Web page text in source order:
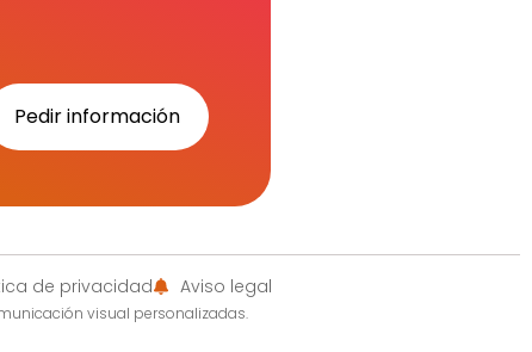
Pedir información
de privacidad Aviso legal
visual personalizadas.